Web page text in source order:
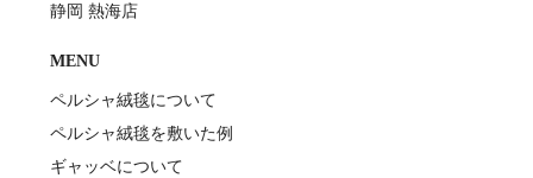
静岡 熱海店
MENU
ペルシャ絨毯について
ペルシャ絨毯を敷いた例
ギャッベについて